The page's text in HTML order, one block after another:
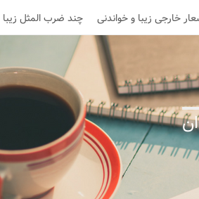
خارجی زیبا و خواندنی چند ضرب المثل زیبا